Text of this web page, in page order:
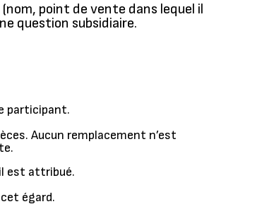
point de vente dans lequel il
question subsidiaire.
participant.
Aucun remplacement n’est
est attribué.
égard.